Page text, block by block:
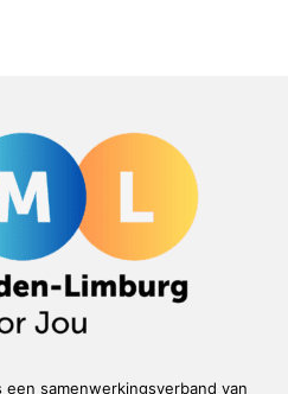
samenwerkingsverband van